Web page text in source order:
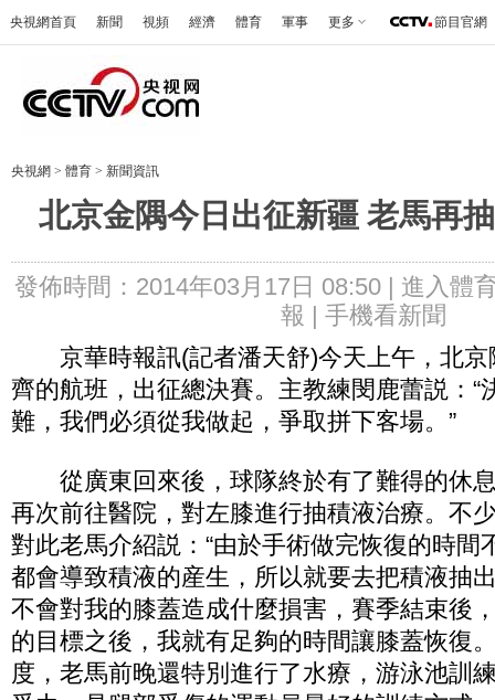
央視網首頁 新聞 視頻 經濟 體育 軍事 更多 節目官網
央視網 > 體育 > 新聞資訊
北京金隅今日出征新疆 老馬再
發佈時間：2014年03月17日 08:50 | 進入體
報 | 手機看新聞
京華時報訊(記者潘天舒)今天上午，北京
齊的航班，出征總決賽。主教練閔鹿蕾説：“
難，我們必須從我做起，爭取拼下客場。”
從廣東回來後，球隊終於有了難得的休
再次前往醫院，對左膝進行抽積液治療。不
對此老馬介紹説：“由於手術做完恢復的時間
都會導致積液的産生，所以就要去把積液抽
不會對我的膝蓋造成什麼損害，賽季結束後
的目標之後，我就有足夠的時間讓膝蓋恢復
度，老馬前晚還特別進行了水療，游泳池訓